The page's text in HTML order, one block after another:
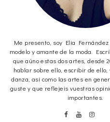
Me presento, soy Elia
modelo y amante de la moda.
que aúno estas dos artes, desde
hablar sobre ello, escribir de ello,
danza, asi como las artes en
guste y que reflejeis vuestras
importantes.